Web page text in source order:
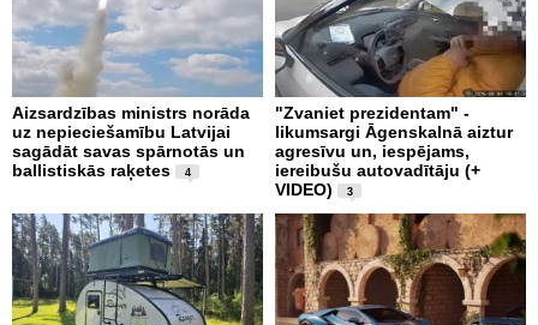
Aizsardzības ministrs norāda
uz nepieciešamību Latvijai
sagādāt savas spārnotās un
ballistiskās raķetes
4
"Zvaniet prezidentam" -
likumsargi Āgenskalnā aiztur
agresīvu un, iespējams,
iereibušu autovadītāju (+
VIDEO)
3